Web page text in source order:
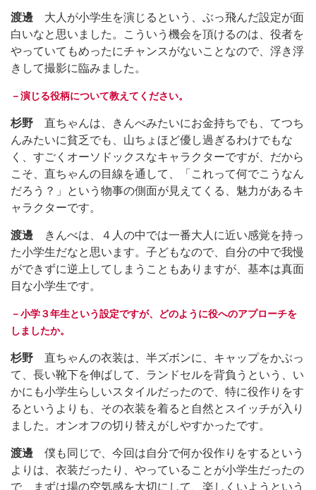
渡邊 大人が小学生を演じるという、ぶっ飛んだ設定が面
白いなと思いました。こういう機会を頂けるのは、役者を
やっていてもめったにチャンスがないことなので、浮き浮
きして撮影に臨みました。
－演じる役柄について教えてください。
杉野 直ちゃんは、きんべみたいにお金持ちでも、てつち
んみたいに貧乏でも、山ちょほど優し過ぎるわけでもな
く、すごくオーソドックスなキャラクターですが、だから
こそ、直ちゃんの目線を通して、「これって何でこうなん
だろう？」という物事の側面が見えてくる、魅力があるキ
ャラクターです。
渡邊 きんべは、４人の中では一番大人に近い感覚を持っ
た小学生だなと思います。子どもなので、自分の中で我慢
ができずに逆上してしまうこともありますが、基本は真面
目な小学生です。
－小学３年生という設定ですが、どのように役へのアプローチを
しましたか。
杉野 直ちゃんの衣装は、半ズボンに、キャップをかぶっ
て、長い靴下を伸ばして、ランドセルを背負うという、い
かにも小学生らしいスタイルだったので、特に役作りをす
るというよりも、その衣装を着ると自然とスイッチが入り
ました。オンオフの切り替えがしやすかったです。
渡邊 僕も同じで、今回は自分で何か役作りをするという
よりは、衣装だったり、やっていることが小学生だったの
で、まずは場の空気感を大切にして、楽しくいようという